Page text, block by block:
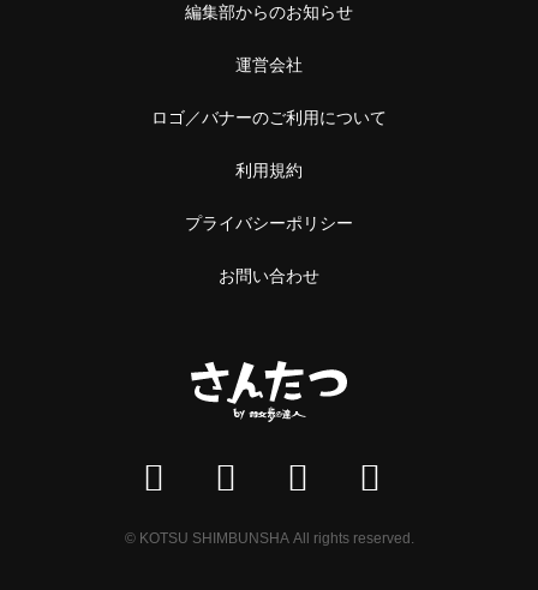
編集部からのお知らせ
運営会社
ロゴ／バナーのご利用について
利用規約
プライバシーポリシー
お問い合わせ
© KOTSU SHIMBUNSHA All rights reserved.